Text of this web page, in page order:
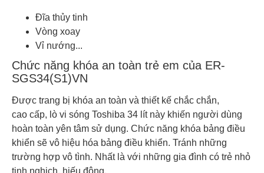
Đĩa thủy tinh
Vòng xoay
Vỉ nướng...
Chức năng khóa an toàn trẻ em của ER-
SGS34(S1)VN
Được trang bị khóa an toàn và thiết kế chắc chắn,
cao cấp, lò vi sóng Toshiba 34 lít này khiến người dùng
hoàn toàn yên tâm sử dụng. Chức năng khóa bảng điều
khiển sẽ vô hiệu hóa bảng điều khiển. Tránh những
trường hợp vô tình. Nhất là với những gia đình có trẻ nhỏ
tinh nghịch, hiếu động.